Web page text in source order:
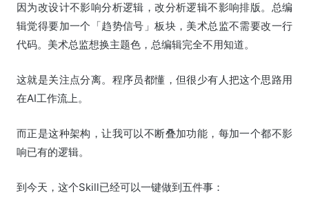
因为改设计不影响分析逻辑，改分析逻辑不影响排版。总编
辑觉得要加一个「趋势信号」板块，美术总监不需要改一行
代码。美术总监想换主题色，总编辑完全不用知道。
这就是关注点分离。程序员都懂，但很少有人把这个思路用
在AI工作流上。
而正是这种架构，让我可以不断叠加功能，每加一个都不影
响已有的逻辑。
到今天，这个Skill已经可以一键做到五件事：